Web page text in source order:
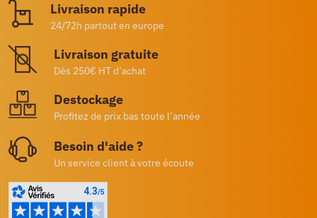
Livraison rapide
24/72h partout en europe
Livraison gratuite
Dès 250€ HT d’achat
Destockage
Profitez de prix bas toute l’année
Besoin d'aide ?
Un service client à votre écoute